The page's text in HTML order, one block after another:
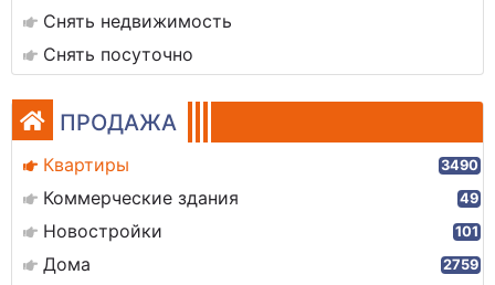
Снять недвижимость
Снять посуточно
ПРОДАЖА
Квартиры 3490
Коммерческие здания 49
Новостройки 101
Дома 2759